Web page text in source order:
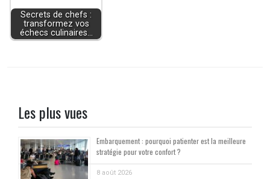
Secrets de chefs :
transformez vos
échecs culinaires…
Les plus vues
Embarquement : pourquoi patienter est la meilleure
stratégie pour votre confort ?
8 août 2026